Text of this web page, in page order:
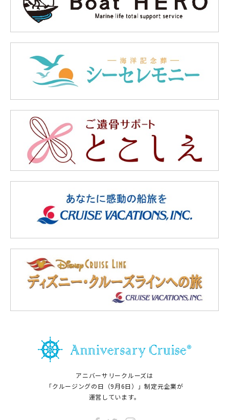
アニバーサリークルーズは
「クルージングの日（9月6日）」制定元企業が
運営しています。